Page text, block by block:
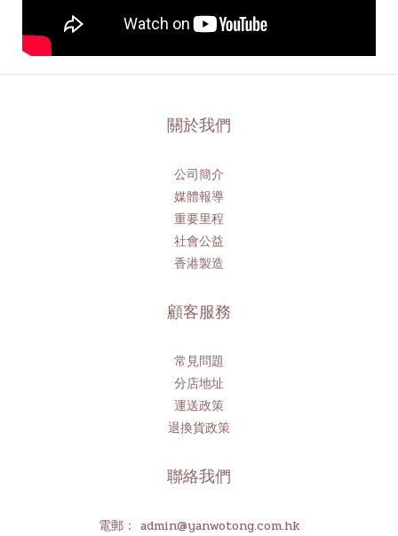
關於我們
公司簡介
媒體報導
重要里程
社會公益
香港製造
顧客服務
常見問題
分店地址
運送政策
退換貨政策
聯絡我們
電郵： admin@yanwotong.com.hk